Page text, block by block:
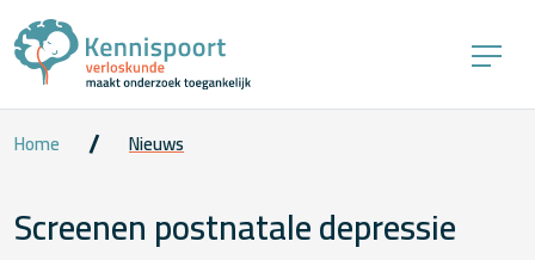
Home Nieuws
Screenen postnatale depressie